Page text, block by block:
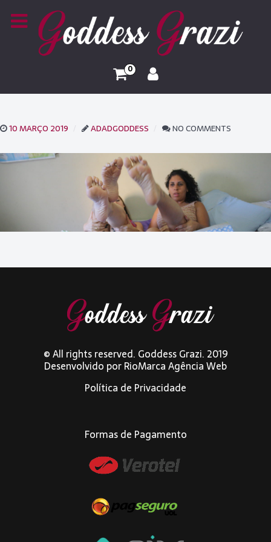
0
10 MARÇO 2019 ADADGODDESS NO COMMENTS
© All rights reserved. Goddess Grazi. 2019
Desenvolvido porRioMarca Agência Web
Política de Privacidade
Formas de Pagamento